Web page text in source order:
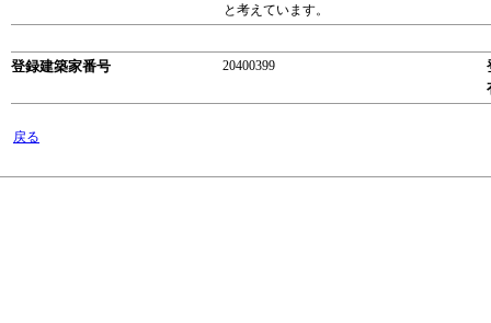
と考えています。
登録建築家番号 20400399
戻る